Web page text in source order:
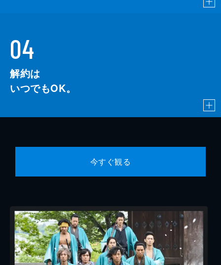
04
解約は
いつでもOK。
今すぐ観る